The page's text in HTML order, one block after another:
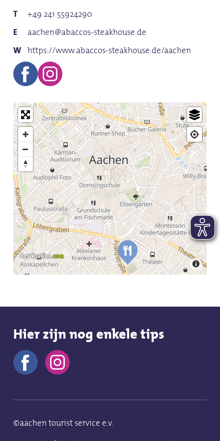
+49 241 55924290
aachen@abaccos-steakhouse.de
https://www.abaccos-steakhouse.de/aachen
Hier zijn nog enkele tips
©aachen tourist service e.v.